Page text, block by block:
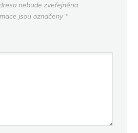
nebude zveřejněna.
jsou označeny *